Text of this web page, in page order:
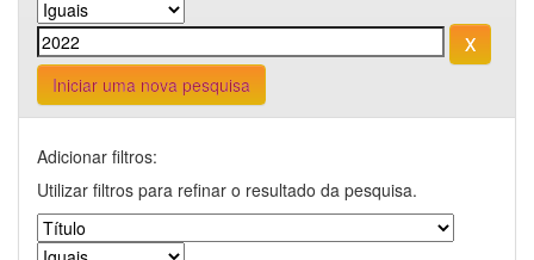
Iniciar uma nova pesquisa
Adicionar filtros:
Utilizar filtros para refinar o resultado da pesquisa.